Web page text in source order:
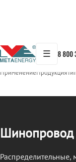
☰ 8 800
← Продукция/
ПрименениеПродукция
Шинопровод
Распределительные,